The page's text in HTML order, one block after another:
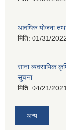
आवधिक योजना
मिति: 01/31/
साना व्यवसायिक
सुचना
मिति: 04/21/
अन्य